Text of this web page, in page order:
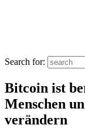
Search for:
Bitcoin ist
Menschen
verändern